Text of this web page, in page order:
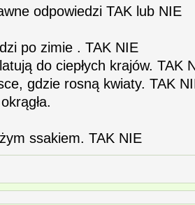
odpowiedzi TAK lub NIE
po zimie . TAK NIE
do ciepłych krajów. TAK
gdzie rosną kwiaty. TAK
ssakiem. TAK NIE